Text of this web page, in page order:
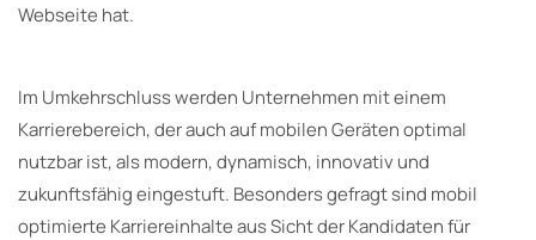
Webseite hat.
Im Umkehrschluss werden Unternehmen mit einem
Karrierebereich, der auch auf mobilen Geräten optimal
nutzbar ist, als modern, dynamisch, innovativ und
zukunftsfähig eingestuft. Besonders gefragt sind mobil
optimierte Karriereinhalte aus Sicht der Kandidaten für